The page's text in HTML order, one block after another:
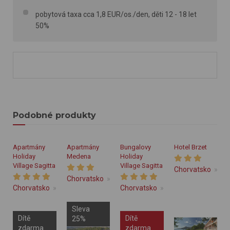
pobytová taxa cca 1,8 EUR/os./den, děti 12 - 18 let
50%
Podobné produkty
Apartmány
Holiday
Village Sagitta
Chorvatsko Omiš
Dítě
zdarma
Apartmány
Medena
Chorvatsko Střední Dalmácie
Sleva
25%
Bungalovy
Holiday
Village Sagitta
Chorvatsko
Dítě
zdarma
Hotel Brzet
Chorvatsko